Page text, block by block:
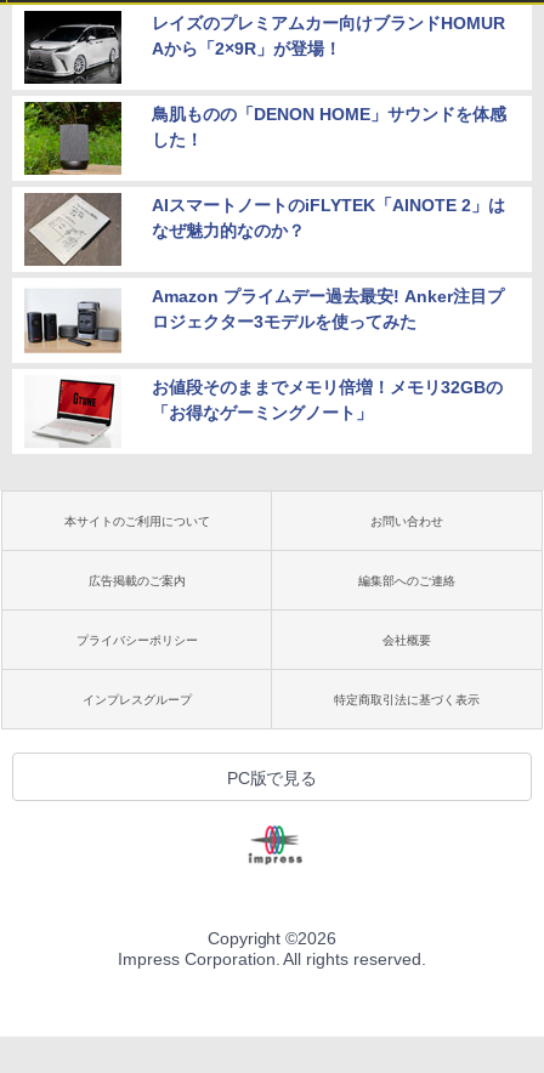
レイズのプレミアムカー向けブランドHOMUR
Aから「2×9R」が登場！
鳥肌ものの「DENON HOME」サウンドを体感
した！
AIスマートノートのiFLYTEK「AINOTE 2」は
なぜ魅力的なのか？
Amazon プライムデー過去最安! Anker注目プ
ロジェクター3モデルを使ってみた
お値段そのままでメモリ倍増！メモリ32GBの
「お得なゲーミングノート」
本サイトのご利用について お問い合わせ
広告掲載のご案内 編集部へのご連絡
プライバシーポリシー 会社概要
インプレスグループ 特定商取引法に基づく表示
PC版で見る
Copyright ©2026
Impress Corporation. All rights reserved.